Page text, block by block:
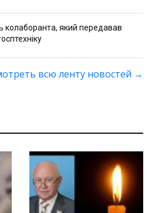
колаборанта, який передавав
всю ленту новостей →